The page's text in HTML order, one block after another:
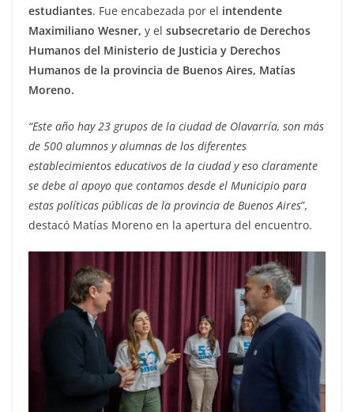
estudiantes. Fue encabezada por el intendente
Maximiliano Wesner, y el subsecretario de Derechos
Humanos del Ministerio de Justicia y Derechos
Humanos de la provincia de Buenos Aires, Matías
Moreno.
“Este año hay 23 grupos de la ciudad de Olavarría, son más
de 500 alumnos y alumnas de los diferentes
establecimientos educativos de la ciudad y eso claramente
se debe al apoyo que contamos desde el Municipio para
estas políticas públicas de la provincia de Buenos Aires”,
destacó Matías Moreno en la apertura del encuentro.